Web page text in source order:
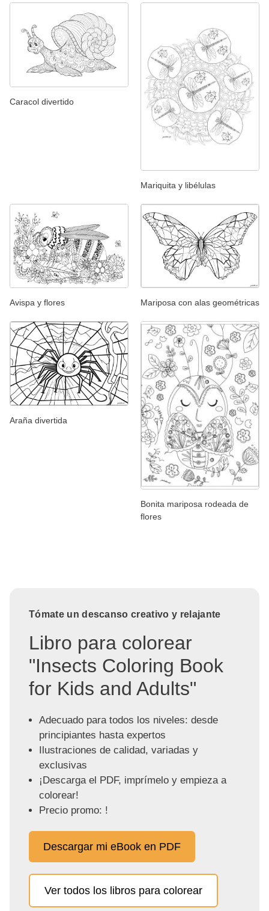
Caracol divertido
Mariquita y libélulas
Avispa y flores Mariposa con alas geométricas
Araña divertida
Bonita mariposa rodeada de
flores
Tómate un descanso creativo y relajante
Libro para colorear
"Insects Coloring Book
for Kids and Adults"
Adecuado para todos los niveles: desde
principiantes hasta expertos
Ilustraciones de calidad, variadas y
exclusivas
¡Descarga el PDF, imprímelo y empieza a
colorear!
Precio promo: !
Descargar mi eBook en PDF
Ver todos los libros para colorear